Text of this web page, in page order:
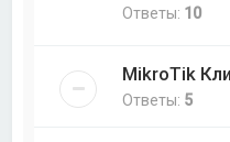
Ответы: 10
MikroTik
Ответы: 5